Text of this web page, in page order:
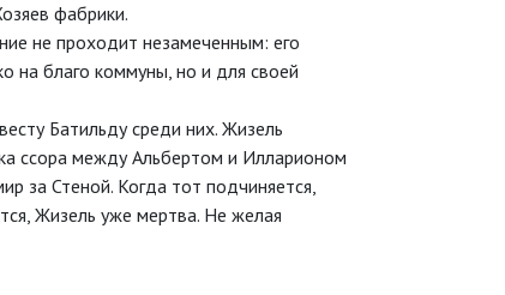
фабрики.
не проходит незамеченным: его
на благо коммуны, но и для своей
Батильду среди них. Жизель
ссора между Альбертом и Илларионом
за Стеной. Когда тот подчиняется,
Жизель уже мертва. Не желая